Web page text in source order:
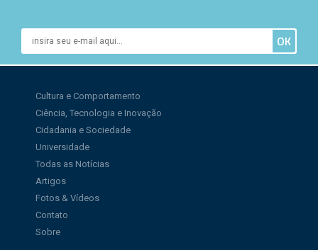
Cultura e Comportamento
Ciência, Tecnologia e Inovação
Cidadania e Sociedade
Universidade
Todas as Notícias
Artigos
Fotos & Vídeos
Contato
Sobre